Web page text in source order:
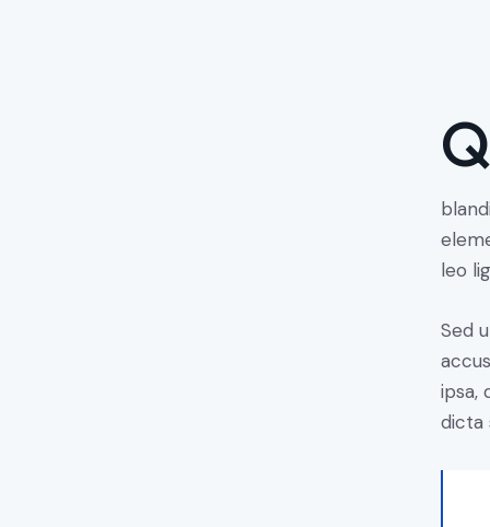
Qroin faucibus nec mauris a
leo
Sed
ipsa,
dicta